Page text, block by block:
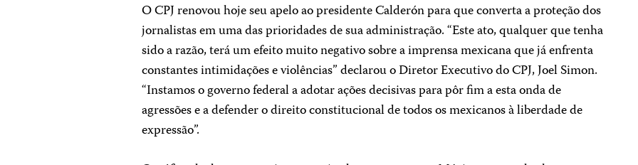
O CPJ renovou hoje seu apelo ao presidente Calderón para que converta a proteção dos
jornalistas em uma das prioridades de sua administração. “Este ato, qualquer que tenha
sido a razão, terá um efeito muito negativo sobre a imprensa mexicana que já enfrenta
constantes intimidações e violências” declarou o Diretor Executivo do CPJ, Joel Simon.
“Instamos o governo federal a adotar ações decisivas para pôr fim a esta onda de
agressões e a defender o direito constitucional de todos os mexicanos à liberdade de
expressão”.